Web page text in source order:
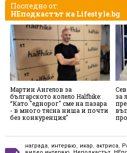
Последно от:
НЕподкастът на Lifestyle.bg
Мартин Ангелов за
българското колело Halfbike:
“Като "еднорог" сме на пазара
- в много тясна ниша и почти
без конкуренция"
за
награда, интервю, икар, актриса,